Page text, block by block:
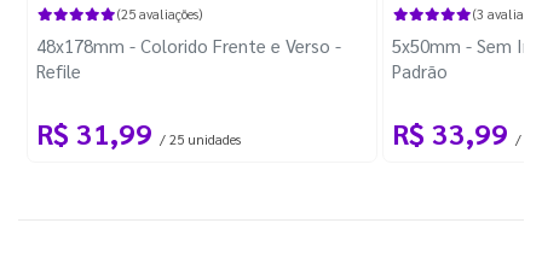
(25 avaliações)
48x178mm - Colorido Frente e Verso -
Refile
R$ 31,99 / 25 unidades
(3
5x50mm - Sem
Padrão
R$ 33,99 / 10